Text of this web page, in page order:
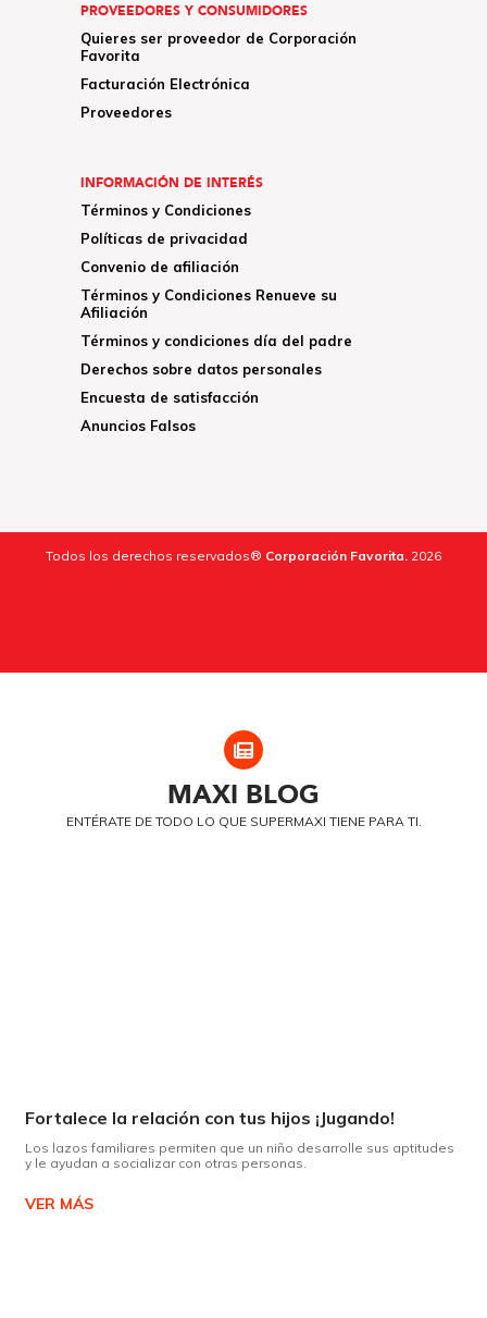
PROVEEDORES Y CONSUMIDORES
Quieres ser proveedor de Corporación
Favorita
Facturación Electrónica
Proveedores
INFORMACIÓN DE INTERÉS
Términos y Condiciones
Políticas de privacidad
Convenio de afiliación
Términos y Condiciones Renueve su
Afiliación
Términos y condiciones día del padre
Derechos sobre datos personales
Encuesta de satisfacción
Anuncios Falsos
Todos los derechos reservados® Corporación Favorita. 2026
MAXI BLOG
ENTÉRATE DE TODO LO QUE SUPERMAXI TIENE PARA TI.
Fortalece la relación con tus hijos ¡Jugando!
Los lazos familiares permiten que un niño desarrolle sus aptitudes
y le ayudan a socializar con otras personas.
VER MÁS